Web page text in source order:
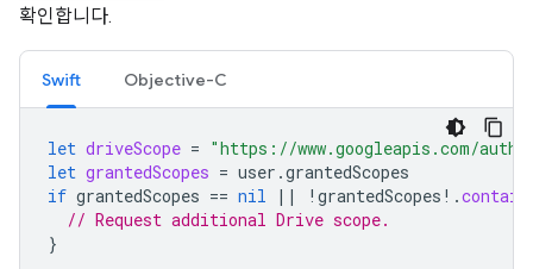
확인합니다.
Swift Objective-C
let driveScope = "https://www.googleapis.com/
let grantedScopes = user .grantedScopes
if grantedScopes == nil || ! grantedScopes !.
// Request additional Drive scope.
}